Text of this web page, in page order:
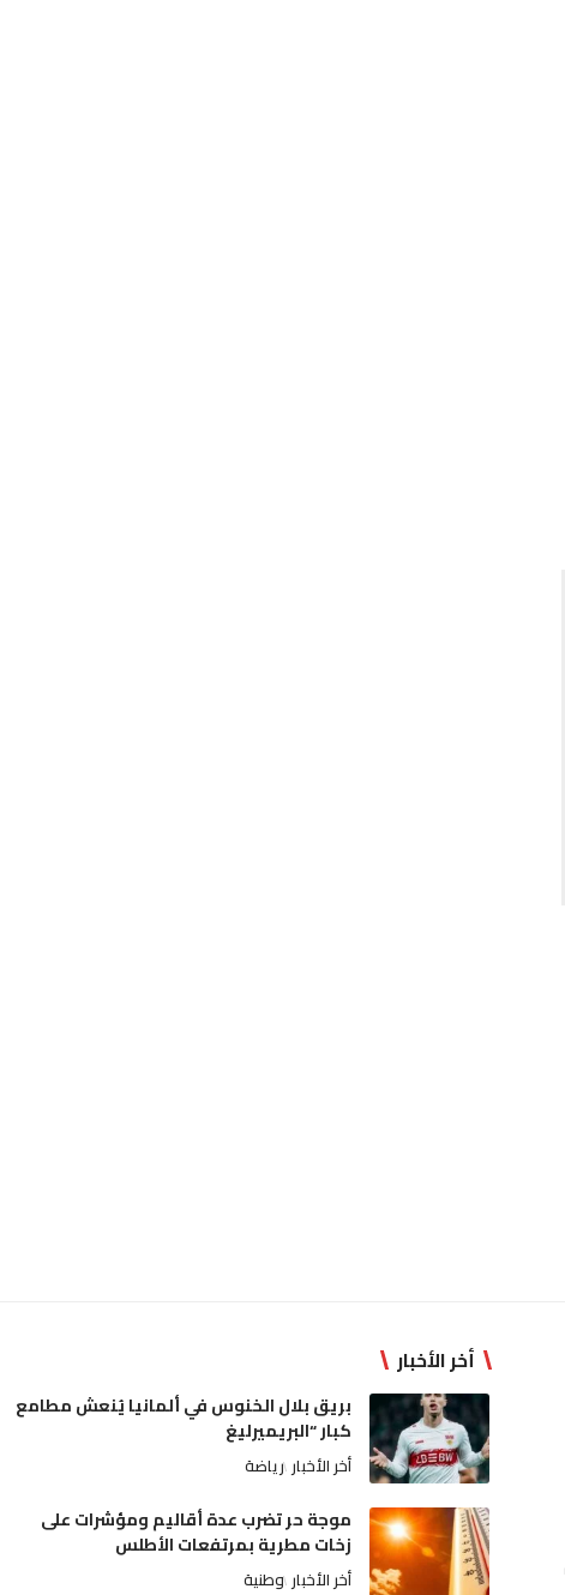
أخر الأخبار
بريق بلال الخنوس في ألمانيا يُنعش مطامع
كبار “البريميرليغ
أخر الأخبار رياضة
موجة حر تضرب عدة أقاليم ومؤشرات على
زخات مطرية بمرتفعات الأطلس
أخر الأخبار وطنية